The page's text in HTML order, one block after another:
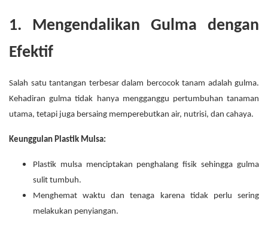
1. Mengendalikan Gulma dengan
Efektif
Salah satu tantangan terbesar dalam bercocok tanam adalah gulma.
Kehadiran gulma tidak hanya mengganggu pertumbuhan tanaman
utama, tetapi juga bersaing memperebutkan air, nutrisi, dan cahaya.
Keunggulan Plastik Mulsa:
Plastik mulsa menciptakan penghalang fisik sehingga gulma
sulit tumbuh.
Menghemat waktu dan tenaga karena tidak perlu sering
melakukan penyiangan.